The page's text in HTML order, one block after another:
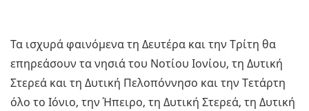
Τα ισχυρά φαινόμενα τη Δευτέρα και την Τρίτη θα
επηρεάσουν τα νησιά του Νοτίου Ιονίου, τη Δυτική
Στερεά και τη Δυτική Πελοπόννησο και την Τετάρτη
όλο το Ιόνιο, την Ήπειρο, τη Δυτική Στερεά, τη Δυτική